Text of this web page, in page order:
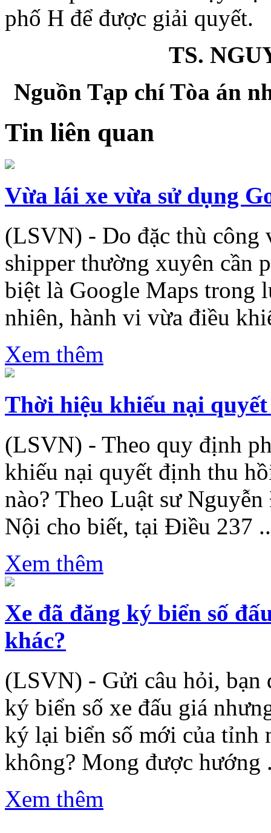
phố H để được giải quyết.
TS.
Nguồn Tạp chí Tòa án
Tin liên quan
Vừa lái xe vừa sử dụng
(LSVN) - Do đặc thù công
shipper thường xuyên cần
biệt là Google Maps trong
nhiên, hành vi vừa điều
Xem thêm
Thời hiệu khiếu nại
(LSVN) - Theo quy định
khiếu nại quyết định thu
nào? Theo Luật sư
Nội cho biết, tại Điều 237
Xem thêm
Xe đã đăng ký biển số
khác?
(LSVN) - Gửi câu hỏi, bạn
ký biển số xe đấu giá
ký lại biển số mới của tỉnh
không? Mong được hướng
Xem thêm